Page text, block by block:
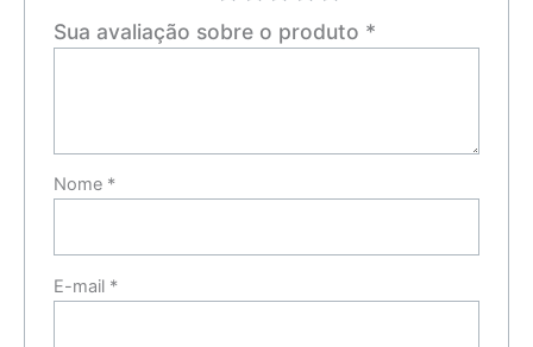
Sua avaliação sobre o produto *
Nome *
E-mail *